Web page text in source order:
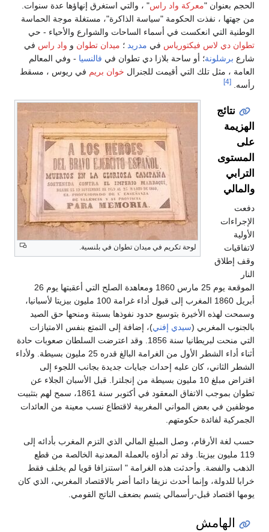
الحجم بعنوان "معركة واد راس" ، والتي استغرق إنهاؤها عدة سنوات.
من جهتها ، نفذت الحكومة "سياسة الذاكرة"، مستغلة موجة الحماسة
الوطنية التي انعكست في أسماء الساحات والشوارع والأحياء - حي
تطوان دي لاس فيكتورياس في مدريد ؛ ميدان تطوان و واد راس في
شارع برشلونة؛ أو ساحة بلازا دي تطوان في فالنسيا - وفي المعالم
العامة ، مثل تلك التي أقيمت للجنرال خوان بريم في ريوس ، مسقط
رأسه.
[4]
لوحة تكريم في ميدان تطوان في بلنسية.
نتائج
الهزيمة
على
المستوى
الترابي
والمالي
دفعت
الإجراءات
الأولية
لاتفاقيات
وقف إطلاق
النار
الموقعة يوم 25 مارس 1860 ومعاهدة الصلح التي أعقبتها يوم 26
أبريل 1860 المغرب إلى قبول أداء غرامة 100 مليون بيزيتا لأسبانيا،
وسمحت لهذه الأخيرة بتوسيع حدود نفوذها بسبتة ومنحها حق الصيد
بالجنوب المغربي (سيدي إفني)، إضافة إلى التمتع بنفس الامتيازات
التي منحت لبريطانيا سنة 1856. وقد اعترضت السلطان صعوبات حادة
أثناء أداء الشطر الأول من الغرامة البالغ قدره 25 مليون بسيطة. ولأداء
الشطر الثاني، كان عليه إحداث جبايات جديدة بجانب اللجوء إلى
اقتراض مبلغ 10 مليون بسيطة من إنجلترا. قبل الأسبان الجلاء عن
تطوان بموجب الاتفاق المعقود في أكتوبر سنة 1861، سمح لهم بتثبيت
موظفين في بعض المواني المغربية لاقتطاع نسب معينة من العائدات
الجمركية لفائدة حكومتهم.
حسب لغة الأرقام، وصل المبلغ المالي الذي التزم المغرب بأدائه إلى
119 مليون بيزيتا. وقد تم أداؤه بالعملة المعدنية الخالصة من قطع
الذهب والفضة. وأحدثت هذه الغرامة " استنزافا قويا لم يخلف فقط
خرابا للدولة، وإنما أحدث نزيفا دائما أضر بالاقتصاد المغربي، الذي كان
يومها اقتصاد قبل-رأسمالي يتسم بضعف الناتج القومي.
الهامش